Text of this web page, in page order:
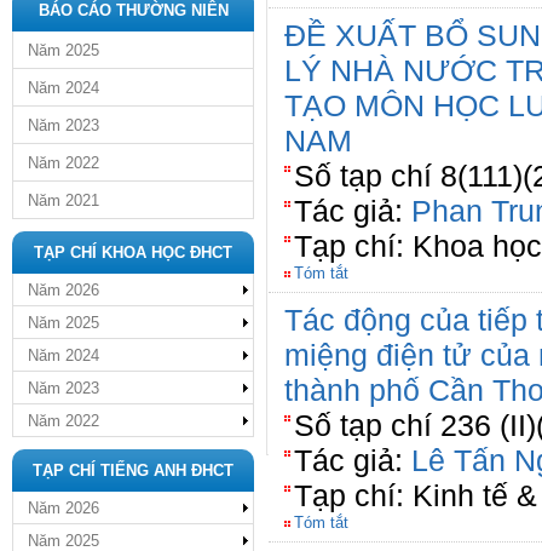
BÁO CÁO THƯỜNG NIÊN
Năm 2025
Năm 2024
Năm 2023
Năm 2022
Năm 2021
TẠP CHÍ KHOA HỌC ĐHCT
Năm 2026
Năm 2025
Năm 2024
Năm 2023
Năm 2022
TẠP CHÍ TIẾNG ANH ĐHCT
Năm 2026
Năm 2025
ĐỀ XUẤT BỔ
LÝ NHÀ NƯỚC
TẠO MÔN HỌC
NAM
Số tạp chí
Tác giả: Phan
Tạp chí: Khoa
Tóm tắt
Tác động của tiếp
miệng điện tử
thành phố Cần
Số tạp chí 236
Tác giả: Lê Tấn
Tạp chí: Kinh tế
Tóm tắt